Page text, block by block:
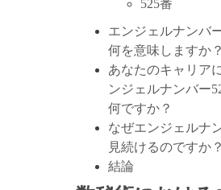
525番
エンジェルナンバ
何を意味しますか？
あなたのキャリア
ンジェルナンバー
何ですか？
なぜエンジェルナ
見続けるのですか？
結論